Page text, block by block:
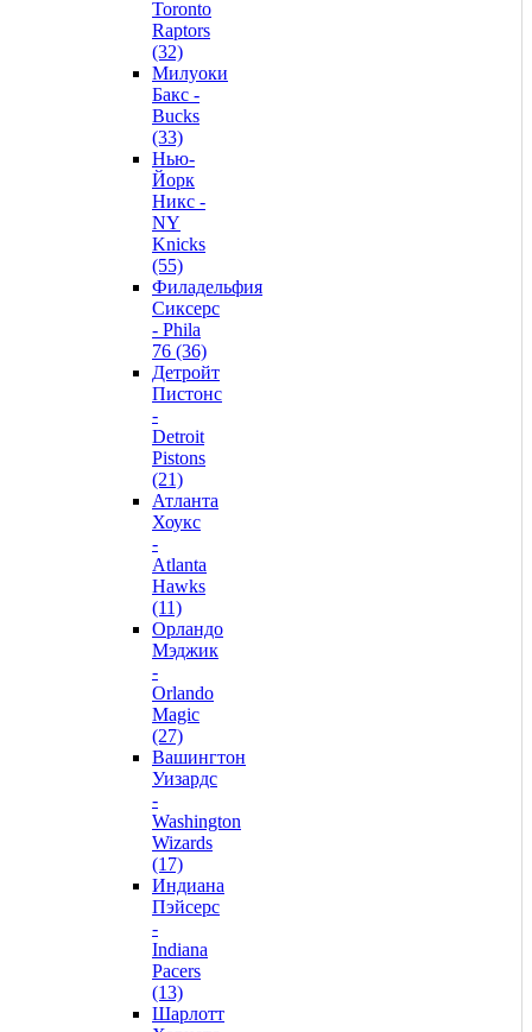
Toronto
Raptors
(32)
Милуоки
Бакс -
Bucks
(33)
Нью-
Йорк
Никс -
NY
Knicks
(55)
Филадельфия
Сиксерс
- Phila
76 (36)
Детройт
Пистонс
-
Detroit
Pistons
(21)
Атланта
Хоукс
-
Atlanta
Hawks
(11)
Орландо
Мэджик
-
Orlando
Magic
(27)
Вашингтон
Уизардс
-
Washington
Wizards
(17)
Индиана
Пэйсерс
-
Indiana
Pacers
(13)
Шарлотт